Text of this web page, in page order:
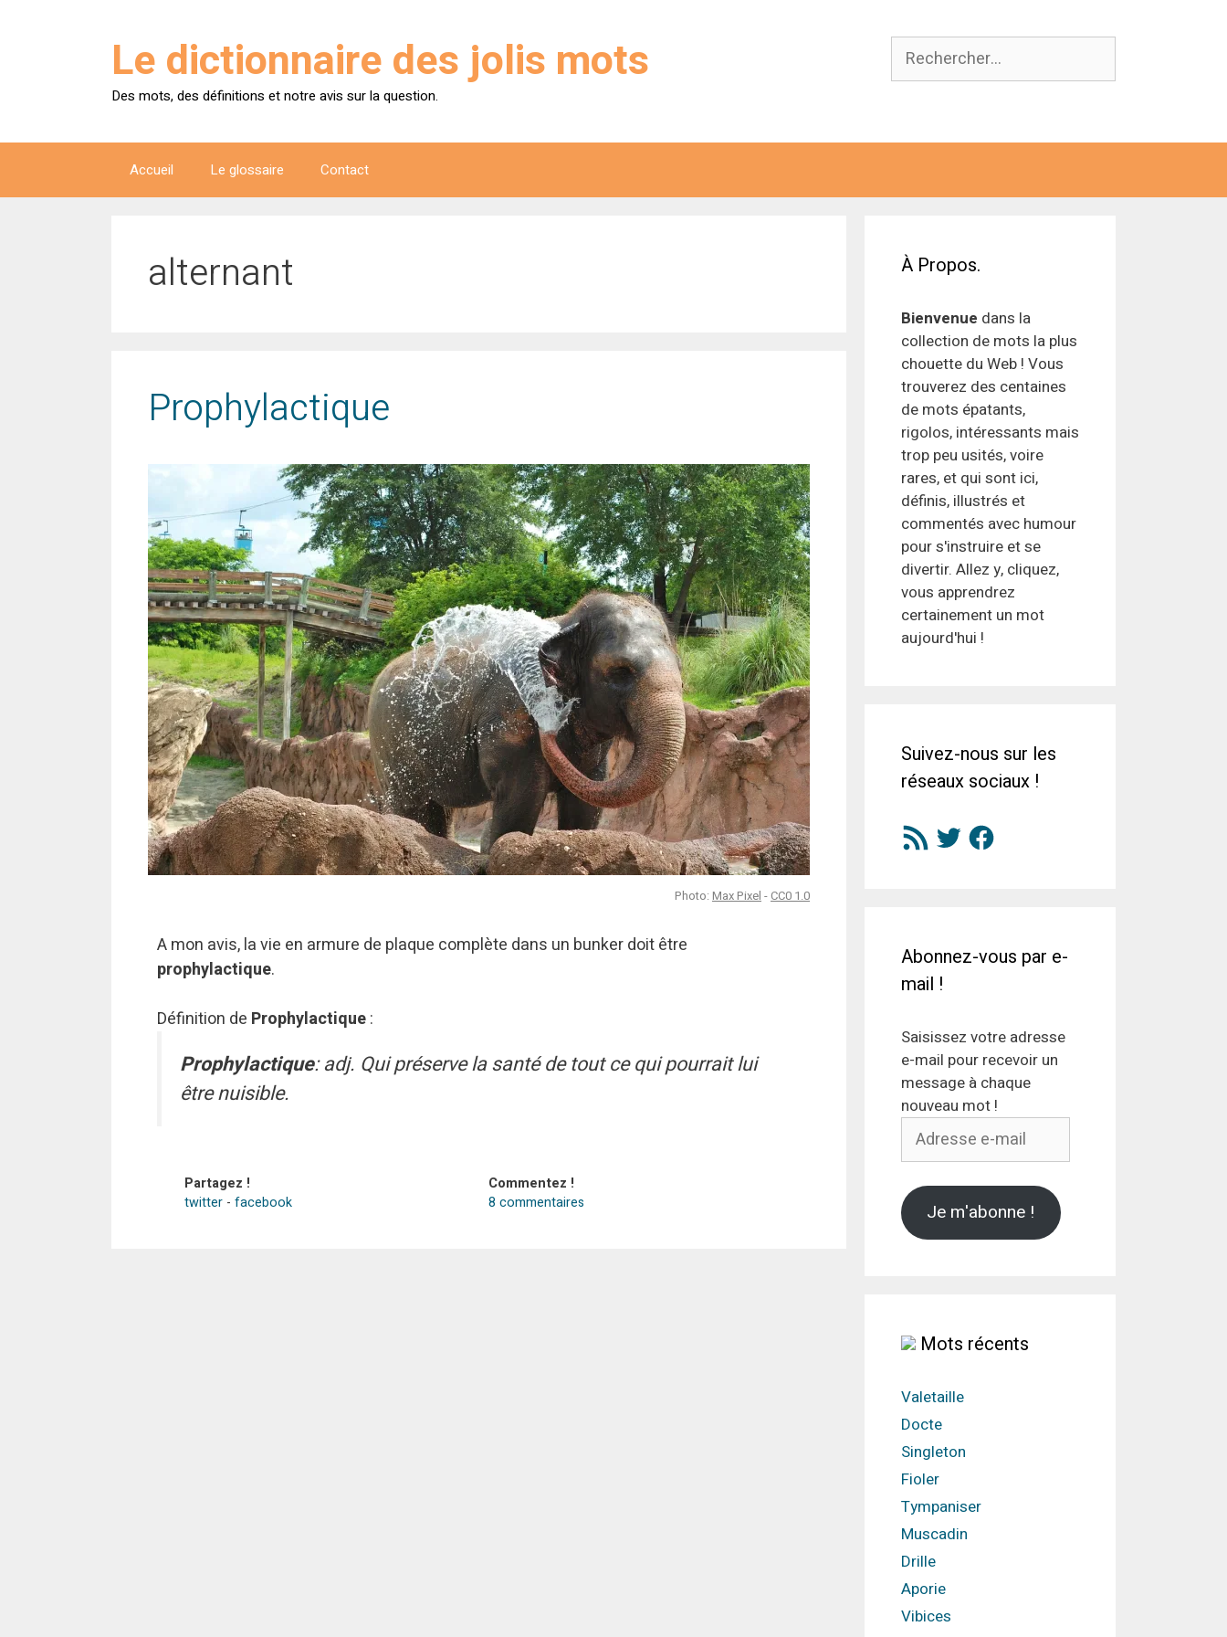
Rechercher :
Le dictionnaire des jolis mots
Des mots, des définitions et notre avis sur la question.
Accueil Le glossaire Contact
alternant
Prophylactique
Photo: Max Pixel - CC0 1.0
A mon avis, la vie en armure de plaque complète dans un bunker doit être
prophylactique.
Définition de Prophylactique:
Prophylactique: adj. Qui préserve la santé de tout ce qui pourrait lui
être nuisible.
Partagez !
twitter - facebook
Commentez !
8 commentaires
À Propos.
Bienvenue dans la
collection de mots la plus
chouette du Web ! Vous
trouverez des centaines
de mots épatants,
rigolos, intéressants mais
trop peu usités, voire
rares, et qui sont ici,
définis, illustrés et
commentés avec humour
pour s'instruire et se
divertir. Allez y, cliquez,
vous apprendrez
certainement un mot
aujourd'hui !
Suivez-nous sur les
réseaux sociaux !
Flux
RSS
TwitterFacebook
Abonnez-vous par e-
mail !
Saisissez votre adresse
e-mail pour recevoir un
message à chaque
nouveau mot !
Adresse
Je m'abonne !
Mots récents
Valetaille
Docte
Singleton
Fioler
Tympaniser
Muscadin
Drille
Aporie
Vibices